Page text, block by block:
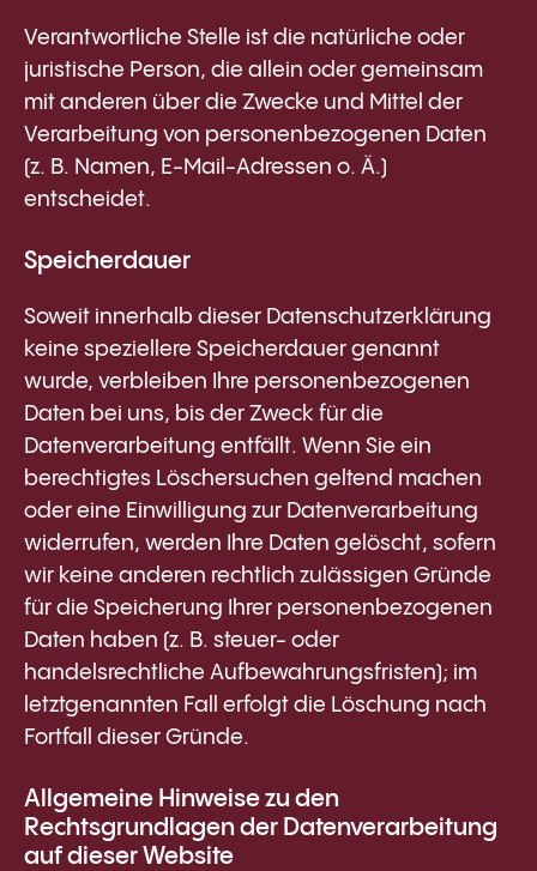
Verantwortliche Stelle ist die natürliche oder
juristische Person, die allein oder gemeinsam
mit anderen über die Zwecke und Mittel der
Verarbeitung von personenbezogenen Daten
(z. B. Namen, E-Mail-Adressen o. Ä.)
entscheidet.
Speicherdauer
Soweit innerhalb dieser Datenschutzerklärung
keine speziellere Speicherdauer genannt
wurde, verbleiben Ihre personenbezogenen
Daten bei uns, bis der Zweck für die
Datenverarbeitung entfällt. Wenn Sie ein
berechtigtes Löschersuchen geltend machen
oder eine Einwilligung zur Datenverarbeitung
widerrufen, werden Ihre Daten gelöscht, sofern
wir keine anderen rechtlich zulässigen Gründe
für die Speicherung Ihrer personenbezogenen
Daten haben (z. B. steuer- oder
handelsrechtliche Aufbewahrungsfristen); im
letztgenannten Fall erfolgt die Löschung nach
Fortfall dieser Gründe.
Allgemeine Hinweise zu den
Rechtsgrundlagen der Datenverarbeitung
auf dieser Website